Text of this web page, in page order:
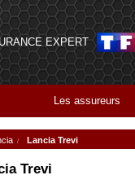
EXPERT
Les assureurs
Lancia Trevi
Trevi